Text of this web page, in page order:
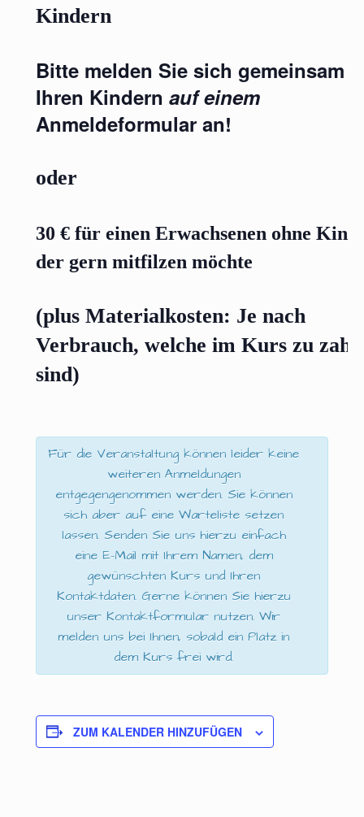
Kindern
Bitte melden Sie sich gemeinsam
Ihren Kindern auf einem
Anmeldeformular an!
oder
30 € für einen Erwachsenen ohne Kind,
der gern mitfilzen möchte
(plus Materialkosten: Je nach
Verbrauch, welche im Kurs zu
sind)
Für die Veranstaltung können leider keine
weiteren Anmeldungen
entgegengenommen werden. Sie können
sich aber auf eine Warteliste setzen
lassen. Senden Sie uns hierzu einfach
eine E-Mail mit Ihrem Namen, dem
gewünschten Kurs und Ihren
Kontaktdaten. Gerne können Sie hierzu
unser Kontaktformular nutzen. Wir
melden uns bei Ihnen, sobald ein Platz in
dem Kurs frei wird.
ZUM KALENDER HINZUFÜGEN